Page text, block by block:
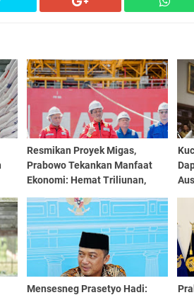
Resmikan Proyek Migas,
Prabowo Tekankan Manfaat
Ekonomi: Hemat Triliunan,
Mensesneg Prasetyo Hadi: